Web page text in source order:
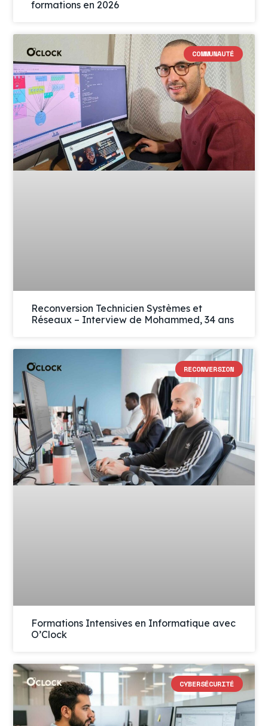
formations en 2026
COMMUNAUTÉ
Reconversion Technicien Systèmes et
Réseaux – Interview de Mohammed, 34 ans
RECONVERSION
Formations Intensives en Informatique avec
O’Clock
CYBERSÉCURITÉ